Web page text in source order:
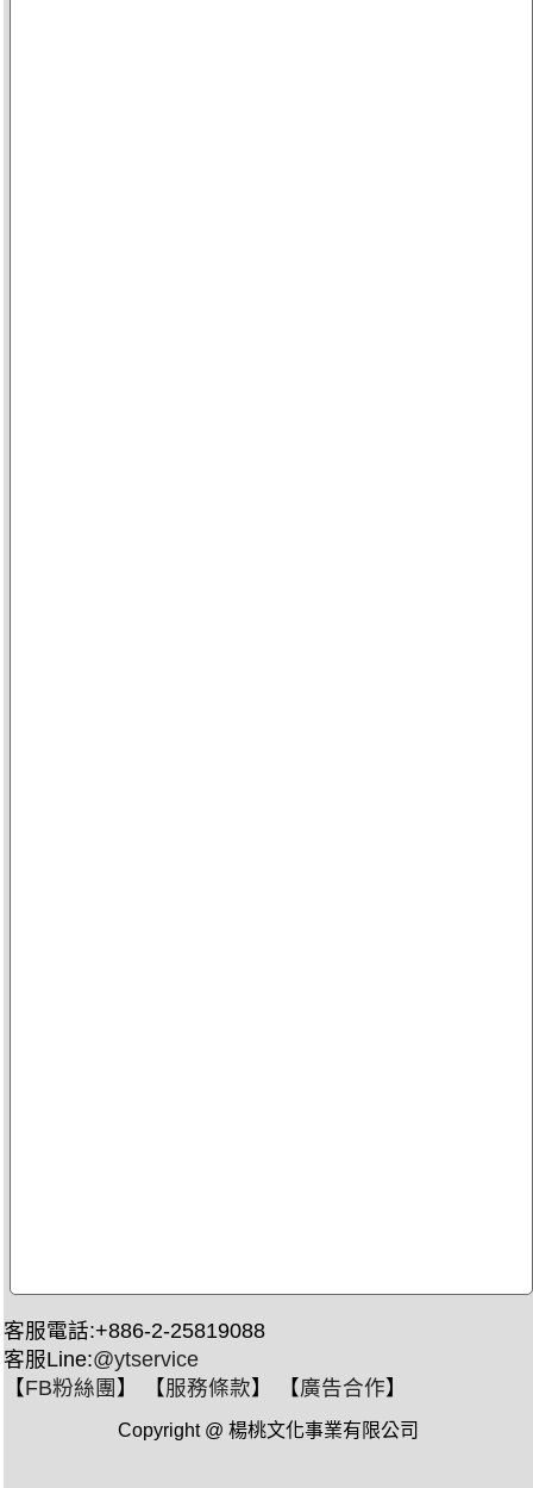
客服電話:+886-2-25819088
客服Line:@ytservice
【FB粉絲團 】 【服務條款】 【廣告合作】
Copyright @ 楊桃文化事業有限公司